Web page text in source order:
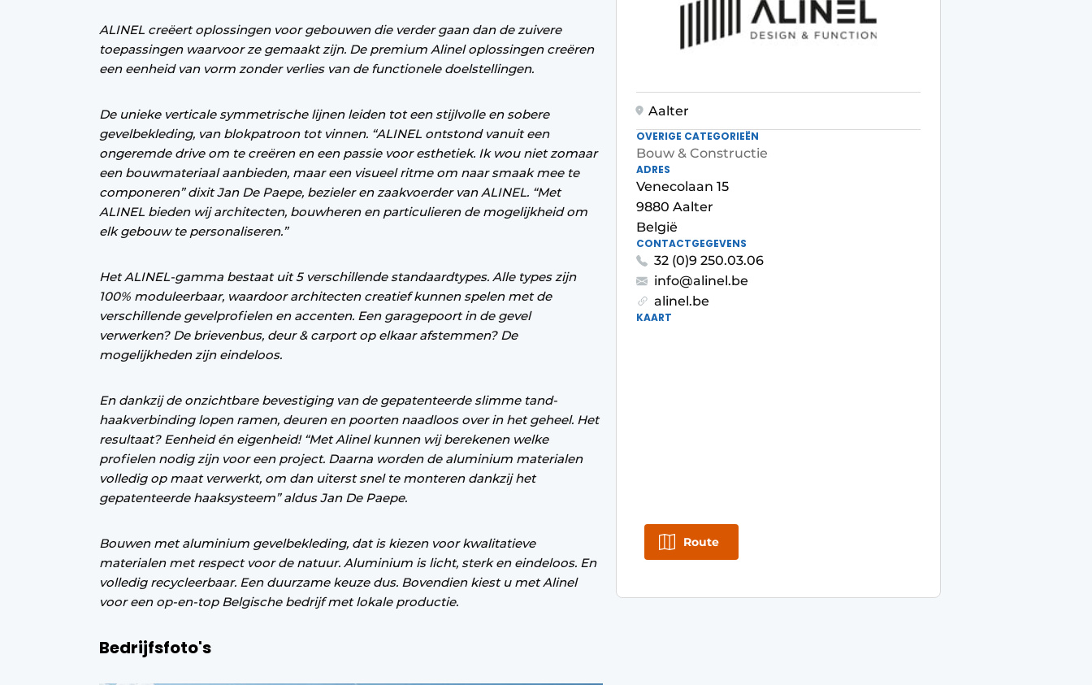
ALINEL creëert oplossingen voor gebouwen die verder gaan dan de zuivere
toepassingen waarvoor ze gemaakt zijn. De premium Alinel oplossingen creëren
een eenheid van vorm zonder verlies van de functionele doelstellingen.
De unieke verticale symmetrische lijnen leiden tot een stijlvolle en sobere
gevelbekleding, van blokpatroon tot vinnen. “ALINEL ontstond vanuit een
ongeremde drive om te creëren en een passie voor esthetiek. Ik wou niet zomaar
een bouwmateriaal aanbieden, maar een visueel ritme om naar smaak mee te
componeren” dixit Jan De Paepe, bezieler en zaakvoerder van ALINEL. “Met
ALINEL bieden wij architecten, bouwheren en particulieren de mogelijkheid om
elk gebouw te personaliseren.”
Het ALINEL-gamma bestaat uit 5 verschillende standaardtypes. Alle types zijn
100% moduleerbaar, waardoor architecten creatief kunnen spelen met de
verschillende gevelprofielen en accenten. Een garagepoort in de gevel
verwerken? De brievenbus, deur & carport op elkaar afstemmen? De
mogelijkheden zijn eindeloos.
En dankzij de onzichtbare bevestiging van de gepatenteerde slimme tand-
haakverbinding lopen ramen, deuren en poorten naadloos over in het geheel. Het
resultaat? Eenheid én eigenheid! “Met Alinel kunnen wij berekenen welke
profielen nodig zijn voor een project. Daarna worden de aluminium materialen
volledig op maat verwerkt, om dan uiterst snel te monteren dankzij het
gepatenteerde haaksysteem” aldus Jan De Paepe.
Bouwen met aluminium gevelbekleding, dat is kiezen voor kwalitatieve
materialen met respect voor de natuur. Aluminium is licht, sterk en eindeloos. En
volledig recycleerbaar. Een duurzame keuze dus. Bovendien kiest u met Alinel
voor een op-en-top Belgische bedrijf met lokale productie.
Bedrijfsfoto's
Aalter
OVERIGE CATEGORIEËN
Bouw & Constructie
ADRES
Venecolaan 15
9880 Aalter
België
CONTACTGEGEVENS
32 (0)9 250.03.06
info@alinel.be
alinel.be
KAART
Route